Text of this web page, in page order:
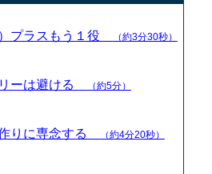
プラスもう１役 （約3分30秒）
ーは避ける （約5分）
りに専念する （約4分20秒）